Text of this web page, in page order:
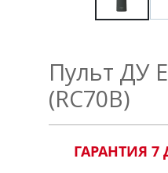
Пульт ДУ
(RC70B)
ГАРАНТИЯ 7